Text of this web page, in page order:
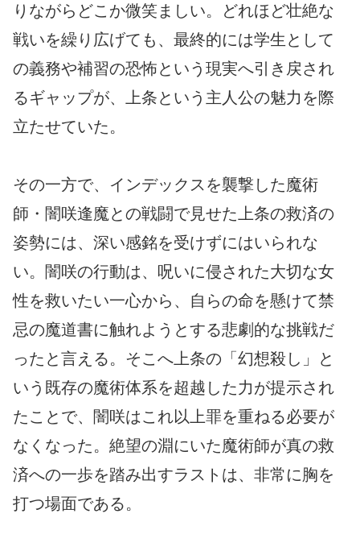
りながらどこか微笑ましい。どれほど壮絶な
戦いを繰り広げても、最終的には学生として
の義務や補習の恐怖という現実へ引き戻され
るギャップが、上条という主人公の魅力を際
立たせていた。
その一方で、インデックスを襲撃した魔術
師・闇咲逢魔との戦闘で見せた上条の救済の
姿勢には、深い感銘を受けずにはいられな
い。闇咲の行動は、呪いに侵された大切な女
性を救いたい一心から、自らの命を懸けて禁
忌の魔道書に触れようとする悲劇的な挑戦だ
ったと言える。そこへ上条の「幻想殺し」と
いう既存の魔術体系を超越した力が提示され
たことで、闇咲はこれ以上罪を重ねる必要が
なくなった。絶望の淵にいた魔術師が真の救
済への一歩を踏み出すラストは、非常に胸を
打つ場面である。